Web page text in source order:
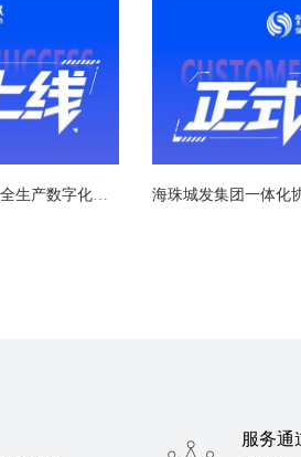
智筑安全防线！西投投资安全生产数字化管理系统成功上线 海珠城发集团一体化
服务通